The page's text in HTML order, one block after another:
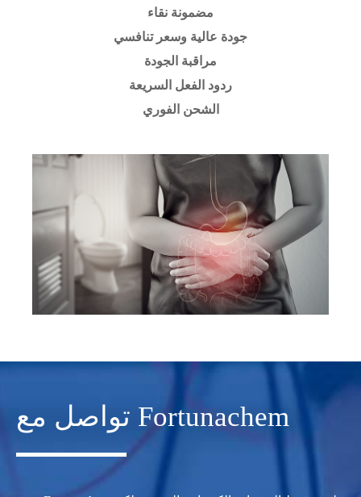
مضمونة نقاء
جودة عالية وسعر تنافسي
مراقبة الجودة
ردود الفعل السريعة
الشحن الفوري
تواصل مع Fortunachem